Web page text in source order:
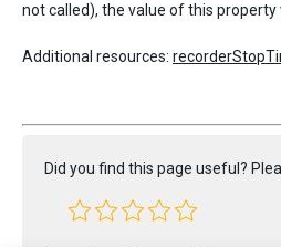
not called), the value of this property
Additional resources:
Did you find this page useful?